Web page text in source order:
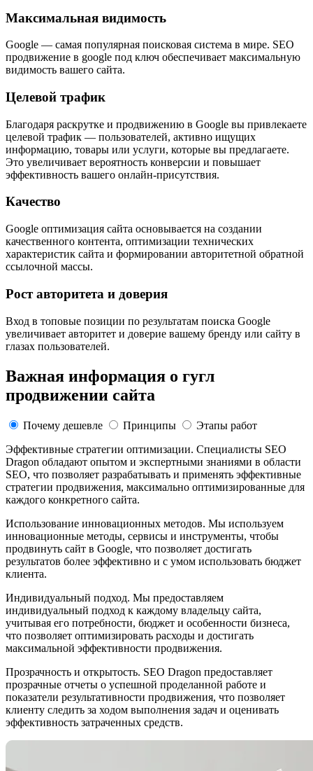
Максимальная видимость
Google — самая популярная поисковая система в мире. SEO
продвижение в google под ключ обеспечивает максимальную
видимость вашего сайта.
Целевой трафик
Благодаря раскрутке и продвижению в Google вы привлекаете
целевой трафик — пользователей, активно ищущих
информацию, товары или услуги, которые вы предлагаете.
Это увеличивает вероятность конверсии и повышает
эффективность вашего онлайн-присутствия.
Качество
Google оптимизация сайта основывается на создании
качественного контента, оптимизации технических
характеристик сайта и формировании авторитетной обратной
ссылочной массы.
Рост авторитета и доверия
Вход в топовые позиции по результатам поиска Google
увеличивает авторитет и доверие вашему бренду или сайту в
глазах пользователей.
Важная информация о гугл
продвижении сайта
Почему дешевле Принципы
Этапы работ
Эффективные стратегии оптимизации. Специалисты SEO
Dragon обладают опытом и экспертными знаниями в области
SEO, что позволяет разрабатывать и применять эффективные
стратегии продвижения, максимально оптимизированные для
каждого конкретного сайта.
Использование инновационных методов. Мы используем
инновационные методы, сервисы и инструменты, чтобы
продвинуть сайт в Google, что позволяет достигать
результатов более эффективно и с умом использовать бюджет
клиента.
Индивидуальный подход. Мы предоставляем
индивидуальный подход к каждому владельцу сайта,
учитывая его потребности, бюджет и особенности бизнеса,
что позволяет оптимизировать расходы и достигать
максимальной эффективности продвижения.
Прозрачность и открытость. SEO Dragon предоставляет
прозрачные отчеты о успешной проделанной работе и
показатели результативности продвижения, что позволяет
клиенту следить за ходом выполнения задач и оценивать
эффективность затраченных средств.